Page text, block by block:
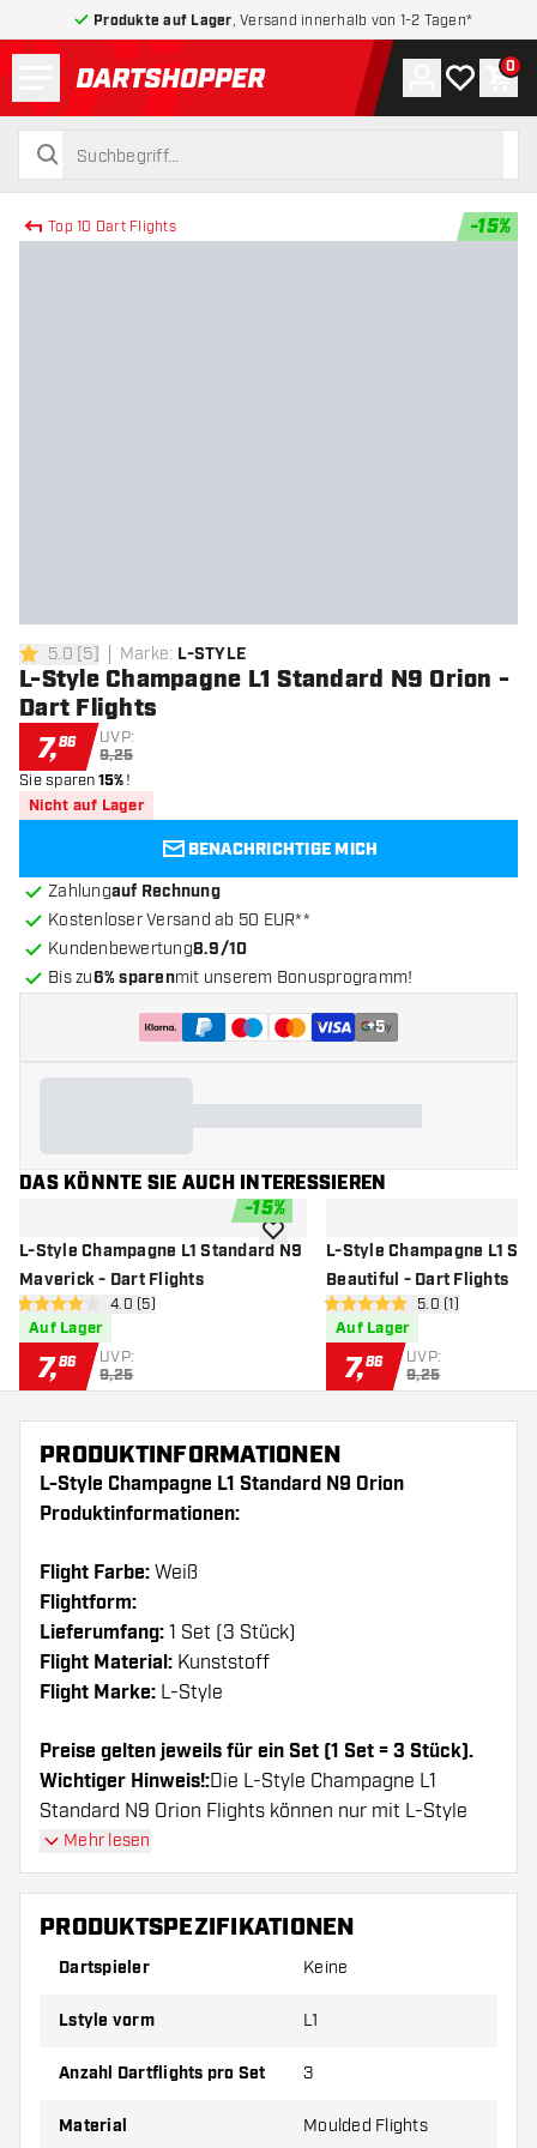
Produkte auf Lager , Versand innerhalb von 1-2 Tagen*
zurück zur Startseite
suchen
suchen
Konto
Meine 0
Top 10 Dart Flights -15%
5 Bewertungssterne
5.0 [5] Marke: L-STYLE
L-Style Champagne L1 Standard N9 Orion -
Dart Flights
7,86 UVP:
9,25
Sie sparen15%!
Nicht auf Lager
BENACHRICHTIGE MICH
Zahlungauf Rechnung
Kostenloser Versand ab 50 EUR**
Kundenbewertung8.9/10
Bis zu6% sparenmit unserem Bonusprogramm!
+5
DAS KÖNNTE SIE AUCH INTERESSIEREN
-15%
L-Style Champagne L1 Standard N9
Maverick - Dart Flights
Bewertungsbereich öffnen
4 Bewertungssterne
4.0 (5)
Auf Lager
7,86 UVP:
9,25
Zur Wunschliste hinzufügen
L-Style Champagne L1
Beautiful - Dart Flights
5 Bewertungssterne
5.0 (1)
Auf Lager
7,86 UVP:
9,25
PRODUKTINFORMATIONEN
L-Style Champagne L1 Standard N9 Orion
Produktinformationen:
Flight Farbe: Weiß
Flightform:
Lieferumfang: 1 Set (3 Stück)
Flight Material: Kunststoff
Flight Marke: L-Style
Preise gelten jeweils für ein Set (1 Set = 3 Stück).
Wichtiger Hinweis!:Die L-Style Champagne L1
Standard N9 Orion Flights können nur mit L-Style
Shafts oder Nylon Shafts von anderen Marken
genutzt werden
Dartshopper Tipp!
Shafts. Diese können sich durch Gebrauch
Probieren Sie eine andere Form, ein anderes
Mehr lesen
PRODUKTSPEZIFIKATIONEN
Dartspieler Keine
Lstyle vorm L1
Anzahl Dartflights pro Set 3
Material Moulded Flights